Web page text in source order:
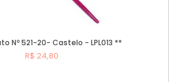
Nº 521-20- Castelo - LPL013 **
R$ 24,80